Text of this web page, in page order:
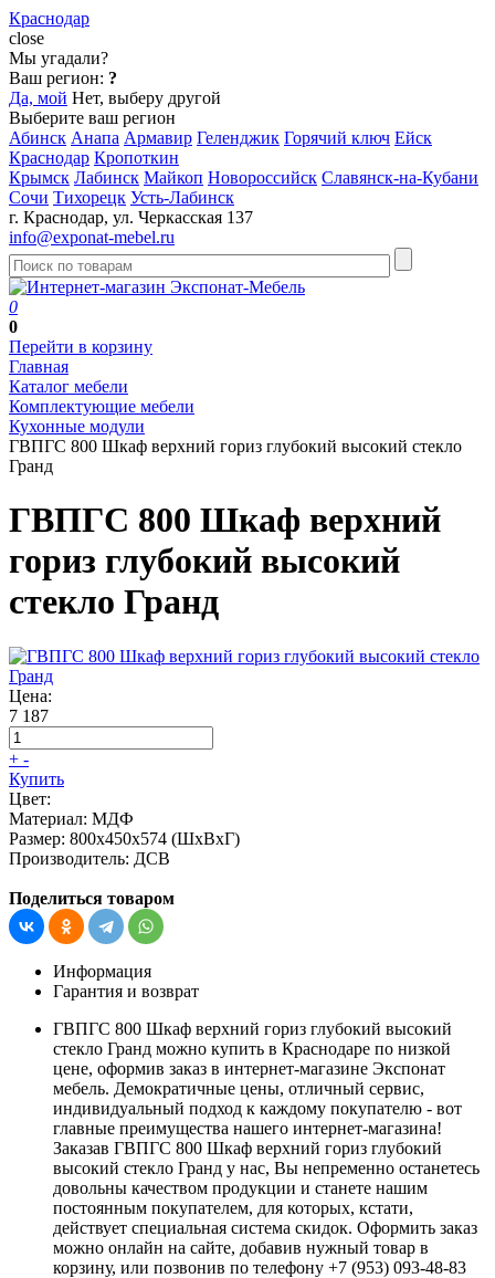
Краснодар
close
Мы угадали?
Ваш регион: ?
Да, мой Нет, выберу другой
Выберите ваш регион
Абинск Анапа Армавир Геленджик Горячий ключ Ейск
Краснодар Кропоткин
Крымск Лабинск Майкоп Новороссийск Славянск-на-Кубани
Сочи Тихорецк Усть-Лабинск
г. Краснодар, ул. Черкасская 137
info@exponat-mebel.ru
0
0
Перейти в корзину
Главная
Каталог мебели
Комплектующие мебели
Кухонные модули
ГВПГС 800 Шкаф верхний гориз глубокий высокий стекло
Гранд
ГВПГС 800 Шкаф верхний
гориз глубокий высокий
стекло Гранд
Цена:
7 187
+ -
Купить
Цвет:
Материал: МДФ
Размер: 800х450х574 (ШхВхГ)
Производитель: ДСВ
Поделиться товаром
Информация
Гарантия и возврат
ГВПГС 800 Шкаф верхний гориз глубокий высокий
стекло Гранд можно купить в Краснодаре по низкой
цене, оформив заказ в интернет-магазине Экспонат
мебель. Демократичные цены, отличный сервис,
индивидуальный подход к каждому покупателю - вот
главные преимущества нашего интернет-магазина!
Заказав ГВПГС 800 Шкаф верхний гориз глубокий
высокий стекло Гранд у нас, Вы непременно останетесь
довольны качеством продукции и станете нашим
постоянным покупателем, для которых, кстати,
действует специальная система скидок. Оформить заказ
можно онлайн на сайте, добавив нужный товар в
корзину, или позвонив по телефону +7 (953) 093-48-83